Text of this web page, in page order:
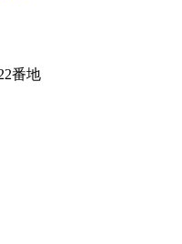
番地